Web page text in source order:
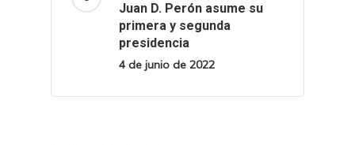
Juan D. Perón asume su
primera y segunda
presidencia
4 de junio de 2022